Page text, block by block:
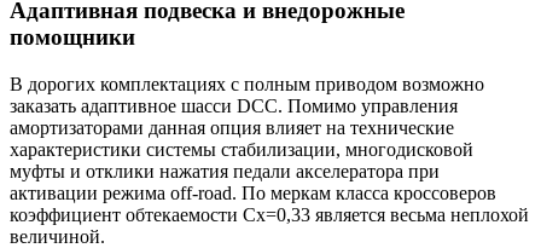
Адаптивная подвеска и внедорожные
помощники
В дорогих комплектациях с полным приводом возможно
заказать адаптивное шасси DCC. Помимо управления
амортизаторами данная опция влияет на технические
характеристики системы стабилизации, многодисковой
муфты и отклики нажатия педали акселератора при
активации режима off-road. По меркам класса кроссоверов
коэффициент обтекаемости Cx=0,33 является весьма неплохой
величиной.